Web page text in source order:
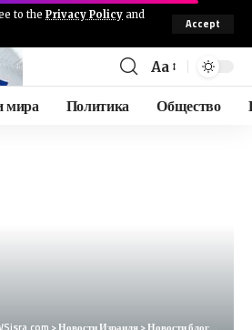
to the Privacy Policy and
Accept
Aa
мира Политика Общество